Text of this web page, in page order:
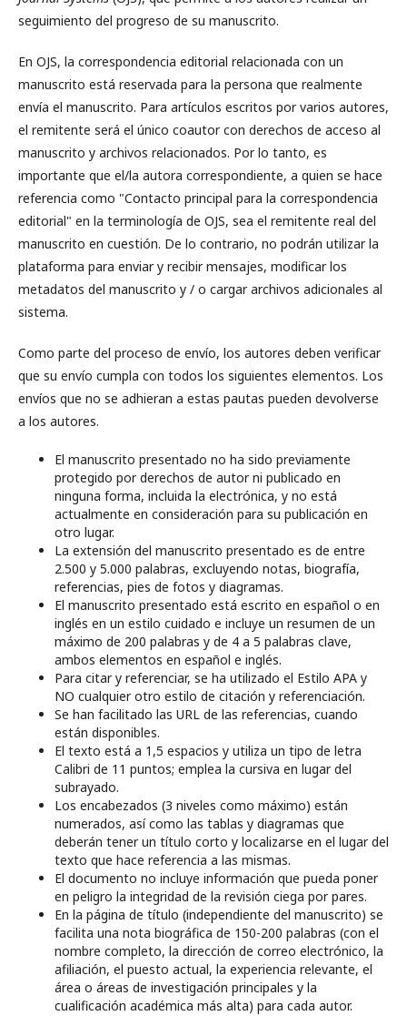
seguimiento del progreso de su manuscrito.
En OJS, la correspondencia editorial relacionada con un
manuscrito está reservada para la persona que realmente
envía el manuscrito. Para artículos escritos por varios autores,
el remitente será el único coautor con derechos de acceso al
manuscrito y archivos relacionados. Por lo tanto, es
importante que el/la autora correspondiente, a quien se hace
referencia como "Contacto principal para la correspondencia
editorial" en la terminología de OJS, sea el remitente real del
manuscrito en cuestión. De lo contrario, no podrán utilizar la
plataforma para enviar y recibir mensajes, modificar los
metadatos del manuscrito y / o cargar archivos adicionales al
sistema.
Como parte del proceso de envío, los autores deben verificar
que su envío cumpla con todos los siguientes elementos. Los
envíos que no se adhieran a estas pautas pueden devolverse
a los autores.
El manuscrito presentado no ha sido previamente
protegido por derechos de autor ni publicado en
ninguna forma, incluida la electrónica, y no está
actualmente en consideración para su publicación en
otro lugar.
La extensión del manuscrito presentado es de entre
2.500 y 5.000 palabras, excluyendo notas, biografía,
referencias, pies de fotos y diagramas.
El manuscrito presentado está escrito en español o en
inglés en un estilo cuidado e incluye un resumen de un
máximo de 200 palabras y de 4 a 5 palabras clave,
ambos elementos en español e inglés.
Para citar y referenciar, se ha utilizado el Estilo APA y
NO cualquier otro estilo de citación y referenciación.
Se han facilitado las URL de las referencias, cuando
están disponibles.
El texto está a 1,5 espacios y utiliza un tipo de letra
Calibri de 11 puntos; emplea la cursiva en lugar del
subrayado.
Los encabezados (3 niveles como máximo) están
numerados, así como las tablas y diagramas que
deberán tener un título corto y localizarse en el lugar del
texto que hace referencia a las mismas.
El documento no incluye información que pueda poner
en peligro la integridad de la revisión ciega por pares.
En la página de título (independiente del manuscrito) se
facilita una nota biográfica de 150-200 palabras (con el
nombre completo, la dirección de correo electrónico, la
afiliación, el puesto actual, la experiencia relevante, el
área o áreas de investigación principales y la
cualificación académica más alta) para cada autor.